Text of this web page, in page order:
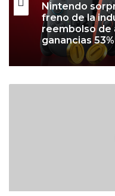
Nintendo
freno de la
reembolso de
ganancias 53%
r